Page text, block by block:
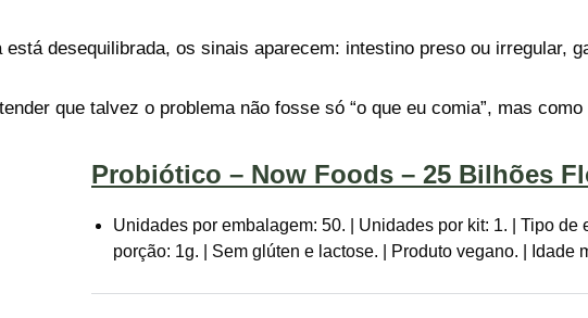
está desequilibrada, os sinais aparecem: intestino preso ou irregular,
que talvez o problema não fosse só “o que eu comia”, mas
Probiótico – Now Foods – 25 Bilhões
Unidades por embalagem: 50. | Unidades por kit: 1. | Tipo
porção: 1g. | Sem glúten e lactose. | Produto vegano. | Idade